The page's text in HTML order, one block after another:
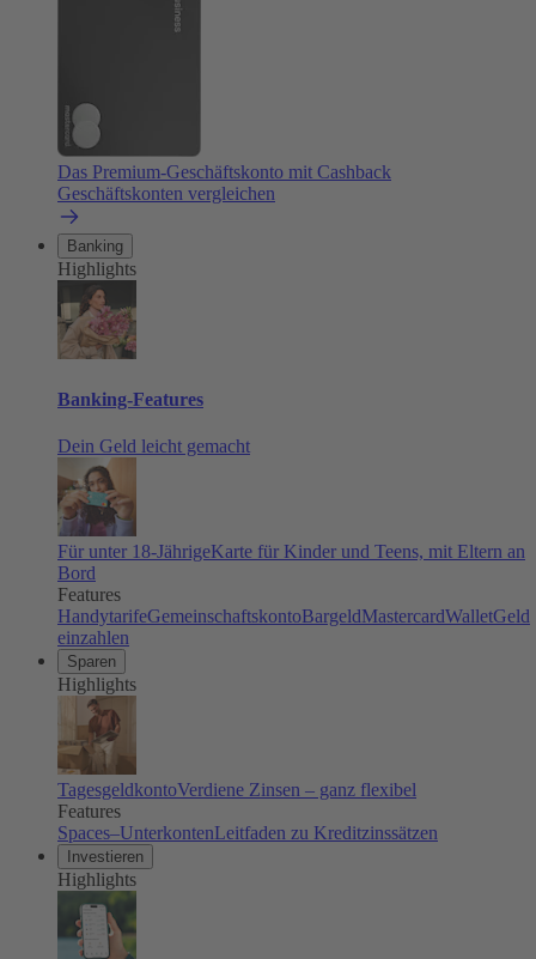
Das Premium-Geschäftskonto mit Cashback
Geschäftskonten vergleichen
Banking
Highlights
Banking-Features
Dein Geld leicht gemacht
Für unter 18-JährigeKarte für Kinder und Teens, mit Eltern an
Bord
Features
HandytarifeGemeinschaftskontoBargeldMastercardWalletGeld
einzahlen
Sparen
Highlights
TagesgeldkontoVerdiene Zinsen – ganz flexibel
Features
Spaces–UnterkontenLeitfaden zu Kreditzinssätzen
Investieren
Highlights